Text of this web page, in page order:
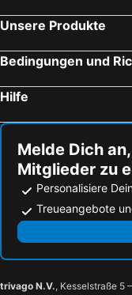
Unsere Produkte
Bedingungen und
Hilfe
Melde Dich
Mitglieder zu
Personalisiere
Treueangebote
trivago N.V., Kesselstraße 5